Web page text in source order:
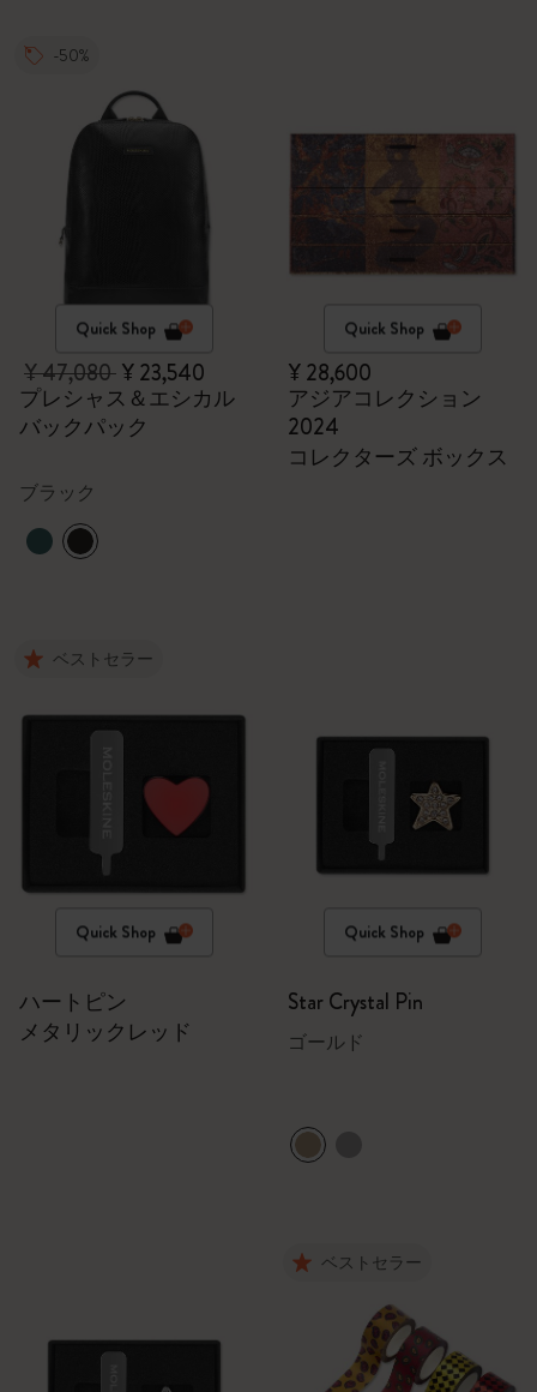
-50%
Quick Shop
¥ 47,080¥ 23,540
プレシャス＆エシカル
バックパック
ブラック
Quick Shop
¥ 28,600
アジアコレクション
2024
コレクターズ ボックス
ベストセラー
Quick Shop
ハートピン
メタリックレッド
Quick Shop
Star Crystal Pin
ゴールド
ベストセラー